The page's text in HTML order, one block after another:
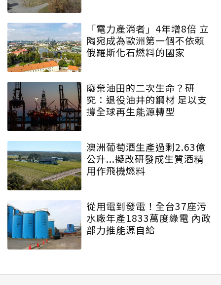
「電力產消者」4年增8倍 立
陶宛成為歐洲第一個不依賴
俄羅斯化石燃料的國家
廢棄油田的二次生命？研
究：退役油井的鋼材 足以支
撐全球再生能源轉型
澳洲葡萄酒生產過剩2.63億
公升...擬改研發成生質酒精
用作飛機燃料
從用電到發電！全台37座污
水廠年產1833萬度綠電 內政
部力推能源自給